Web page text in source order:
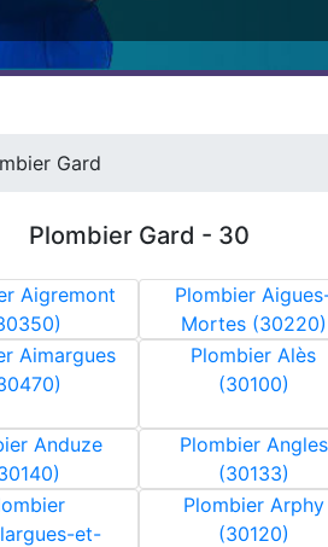
Gard
Plombier Gard - 30
Aigremont
Plombier
Mortes (30220)
Aimargues
Plombier Alès
(30100)
Anduze
Plombier Angles
(30133)
et-
Plombier Arphy
(30120)